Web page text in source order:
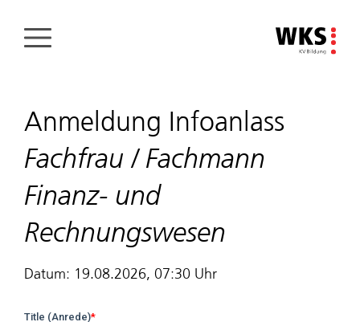
Anmeldung Infoanlass
Fachfrau / Fachmann
Finanz- und
Rechnungswesen
Datum: 19.08.2026, 07:30 Uhr